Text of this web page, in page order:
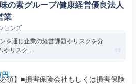
の素グループ/健康経営優良法人
業
ョンズ
を通じ企業の経営課題やリスクを分
やリスク...
円
須】■損害保険会社もしくは損害保険